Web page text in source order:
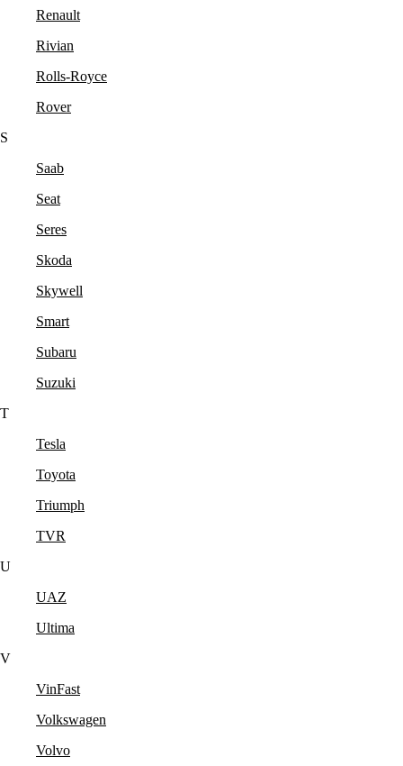
Renault
Rivian
Rolls-Royce
Rover
S
Saab
Seat
Seres
Skoda
Skywell
Smart
Subaru
Suzuki
T
Tesla
Toyota
Triumph
TVR
U
UAZ
Ultima
V
VinFast
Volkswagen
Volvo